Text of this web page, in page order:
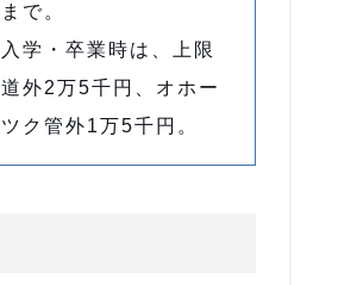
まで。
入学・卒業時は、上限
道外2万5千円、オホー
ツク管外1万5千円。